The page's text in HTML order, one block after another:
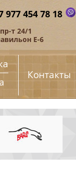
977 454 78 18
т 24/1
Е-6
Контакты